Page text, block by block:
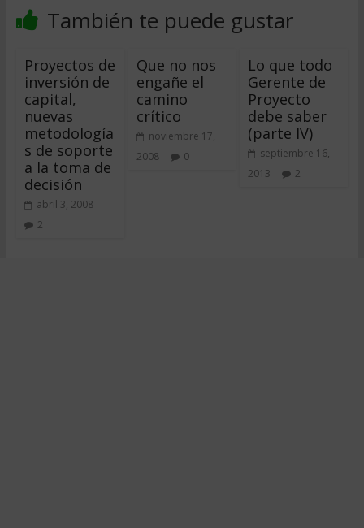
También te puede gustar
Proyectos de
inversión de
capital,
nuevas
metodología
s de soporte
a la toma de
decisión
abril 3, 2008
2
Que no nos
engañe el
camino
crítico
noviembre 17,
2008
0
Lo que todo
Gerente de
Proyecto
debe saber
(parte IV)
septiembre 16,
2013
2